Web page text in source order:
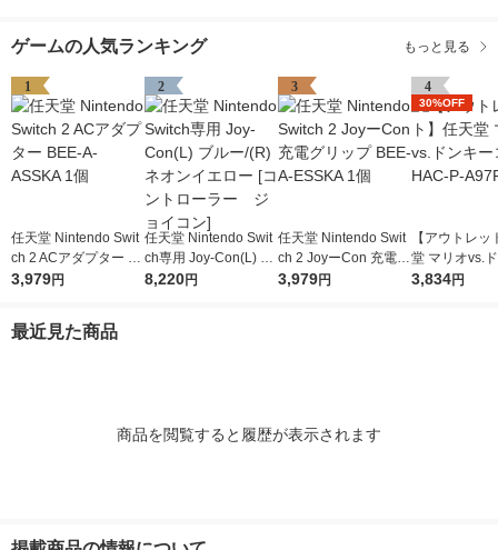
ゲームの人気ランキング もっと見る
1
任天堂 Nintendo Swit
ch 2 ACアダプター B
EE-A-ASSKA 1個
3,979円
2
任天堂 Nintendo Swit
ch専用 Joy-Con(L) ブ
ルー/(R) ネオンイエロ
8,220円
3
任天堂 Nintendo Swit
ch 2 JoyーCon 充電グ
リップ BEE-A-ESSKA
3,979円
4
30%OFF
【アウトレッ
堂 マリオvs.
コング HAC-
3,834円
最近見た商品
商品を閲覧すると履歴が表示されます